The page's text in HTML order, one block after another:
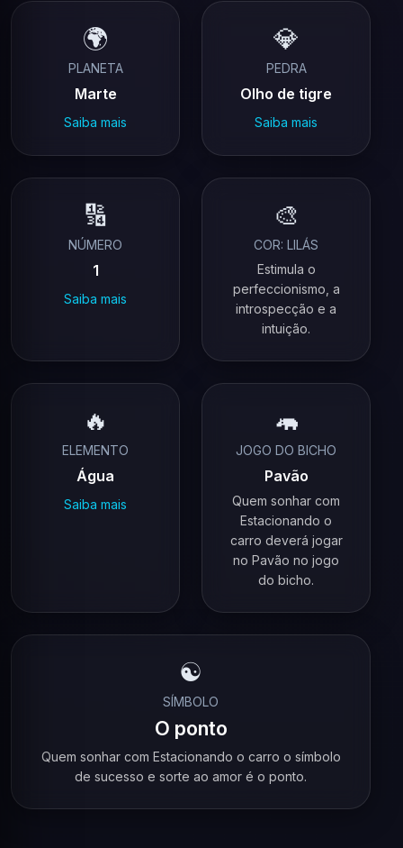
🌍
PLANETA
Marte
Saiba mais
💎
PEDRA
Olho de tigre
Saiba mais
🔢
NÚMERO
1
Saiba mais
🎨
COR: LILÁS
Estimula o
perfeccionismo, a
introspecção e a
intuição.
🔥
ELEMENTO
Água
Saiba mais
🦛
JOGO DO BICHO
Pavão
Quem sonhar com
Estacionando o
carro deverá jogar
no Pavão no jogo
do bicho.
☯️
SÍMBOLO
O ponto
Quem sonhar com Estacionando o carro o símbolo
de sucesso e sorte ao amor é o ponto.